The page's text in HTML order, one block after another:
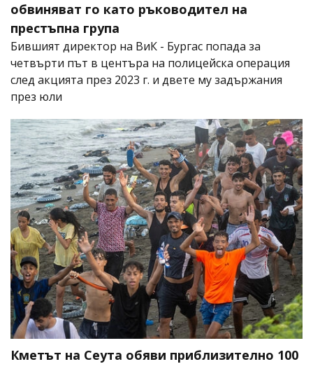
обвиняват го като ръководител на
престъпна група
Бившият директор на ВиК - Бургас попада за
четвърти път в центъра на полицейска операция
след акцията през 2023 г. и двете му задържания
през юли
Кметът на Сеута обяви приблизително 100